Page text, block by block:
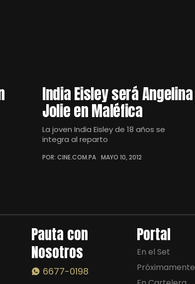
India Eisley será Angelina
Jolie en Maléfica
La joven India Eisley de 18 años se
integra al reparto
POR: CINE.COM.PA MAYO 10, 2012
Pauta con
Nosotros
6677-0198
Portal
En el Set
Próximamente